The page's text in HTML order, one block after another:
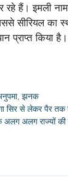
हैं। इमली
सीरियल का
प्राप्त किया
,झनक
सिर से लेकर पैर तक
अलग अलग राज्यों की